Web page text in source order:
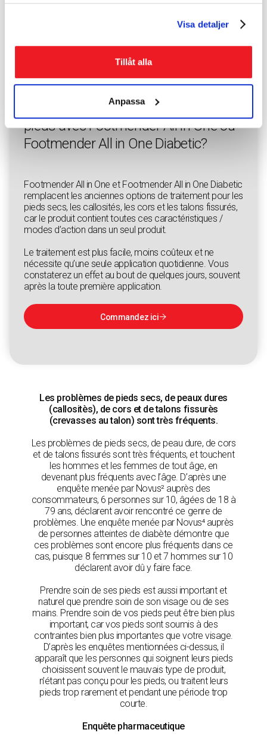
Visa detaljer
Tillåt alla
Anpassa
Pourquoi devriez-vous traiter vos
pieds avec Footmender All in One ou
Footmender All in One Diabetic?
Footmender All in One et Footmender All in One Diabetic
remplacent les anciennes options de traitement pour les
pieds secs, les callosités, les cors et les talons fissurés,
car le produit contient toutes ces caractéristiques /
modes d’action dans un seul produit.
Le traitement est plus facile, moins coûteux et ne
nécessite qu’une seule application quotidienne. Vous
constaterez un effet au bout de quelques jours, souvent
après la toute première application.
Commandez ici
Les problèmes de pieds secs, de peaux dures
(callositès), de cors et de talons fissurès
(crevasses au talon) sont très fréquents.
Les problèmes de pieds secs, de peau dure, de cors
et de talons fissurés sont très fréquents, et touchent
les hommes et les femmes de tout âge, en
devenant plus fréquents avec l’âge. D’après une
enquête menée par Novus² auprès des
consommateurs, 6 personnes sur 10, âgées de 18 à
79 ans, déclarent avoir rencontré ce genre de
problèmes. Une enquête menée par Novus⁴ auprès
de personnes atteintes de diabète démontre que
ces problèmes sont encore plus fréquents dans ce
cas, puisque 8 femmes sur 10 et 7 hommes sur 10
déclarent avoir dû y faire face.
Prendre soin de ses pieds est aussi important et
naturel que prendre soin de son visage ou de ses
mains. Prendre soin de vos pieds peut être bien plus
important, car vos pieds sont soumis à des
contraintes bien plus importantes que votre visage.
D’après les enquêtes mentionnées ci-dessus, il
apparaît que les personnes qui soignent leurs pieds
choisissent souvent le mauvais type de produit,
n’étant pas conçu pour les pieds, ou traitent leurs
pieds trop rarement et pendant une période trop
courte.
Enquête pharmaceutique